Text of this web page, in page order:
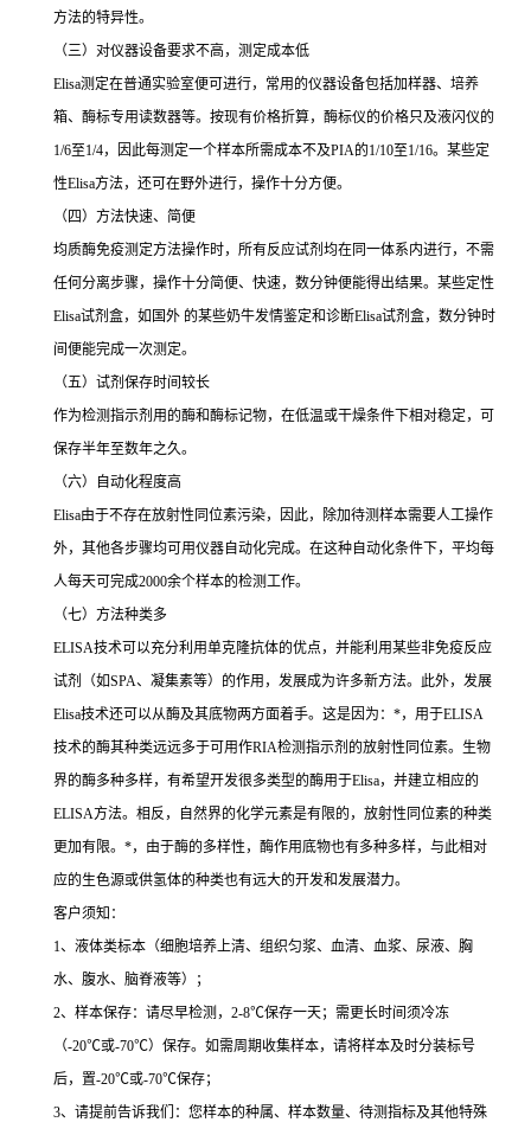
方法的特异性。
（三）对仪器设备要求不高，测定成本低
Elisa测定在普通实验室便可进行，常用的仪器设备包括加样器、培养
箱、酶标专用读数器等。按现有价格折算，酶标仪的价格只及液闪仪的
1/6至1/4，因此每测定一个样本所需成本不及PIA的1/10至1/16。某些定
性Elisa方法，还可在野外进行，操作十分方便。
（四）方法快速、简便
均质酶免疫测定方法操作时，所有反应试剂均在同一体系内进行，不需
任何分离步骤，操作十分简便、快速，数分钟便能得出结果。某些定性
Elisa试剂盒，如国外 的某些奶牛发情鉴定和诊断Elisa试剂盒，数分钟时
间便能完成一次测定。
（五）试剂保存时间较长
作为检测指示剂用的酶和酶标记物，在低温或干燥条件下相对稳定，可
保存半年至数年之久。
（六）自动化程度高
Elisa由于不存在放射性同位素污染，因此，除加待测样本需要人工操作
外，其他各步骤均可用仪器自动化完成。在这种自动化条件下，平均每
人每天可完成2000余个样本的检测工作。
（七）方法种类多
ELISA技术可以充分利用单克隆抗体的优点，并能利用某些非免疫反应
试剂（如SPA、凝集素等）的作用，发展成为许多新方法。此外，发展
Elisa技术还可以从酶及其底物两方面着手。这是因为： *，用于ELISA
技术的酶其种类远远多于可用作RIA检测指示剂的放射性同位素。生物
界的酶多种多样，有希望开发很多类型的酶用于Elisa，并建立相应的
ELISA方法。相反，自然界的化学元素是有限的，放射性同位素的种类
更加有限。 *，由于酶的多样性，酶作用底物也有多种多样，与此相对
应的生色源或供氢体的种类也有远大的开发和发展潜力。
客户须知：
1、液体类标本（细胞培养上清、组织匀浆、血清、血浆、尿液、胸
水、腹水、脑脊液等）；
2、样本保存：请尽早检测， 2-8℃保存一天；需更长时间须冷冻
（-20℃或-70℃）保存。如需周期收集样本，请将样本及时分装标号
后，置-20℃或-70℃保存；
3、请提前告诉我们：您样本的种属、样本数量、待测指标及其他特殊